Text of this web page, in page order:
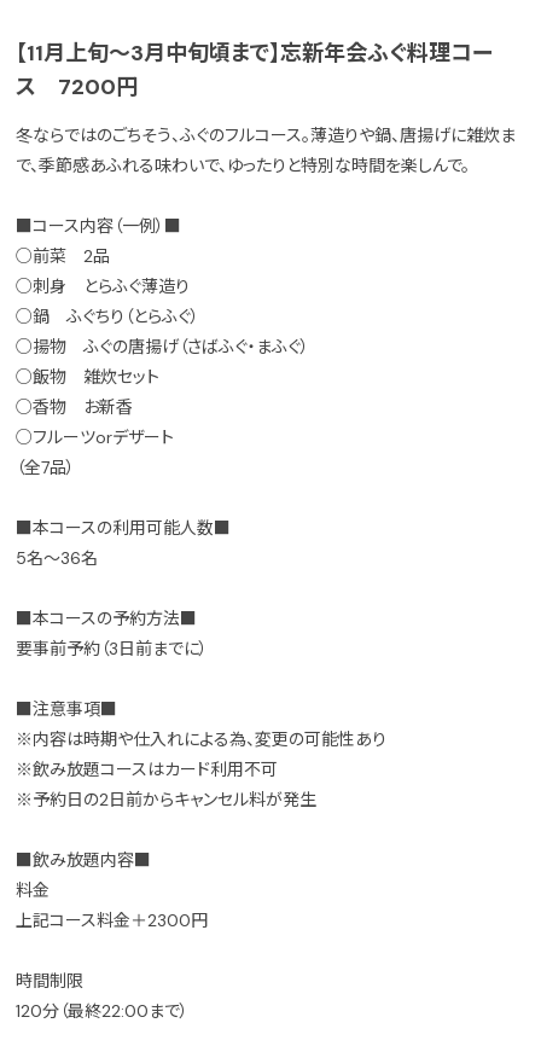
【11月上旬～3月中旬頃まで】忘新年会ふぐ料理コー
ス 7200円
冬ならではのごちそう、ふぐのフルコース。薄造りや鍋、唐揚げに雑炊ま
で、季節感あふれる味わいで、ゆったりと特別な時間を楽しんで。
■コース内容（一例）■
○前菜 2品
○刺身 とらふぐ薄造り
○鍋 ふぐちり（とらふぐ）
○揚物 ふぐの唐揚げ（さばふぐ・まふぐ）
○飯物 雑炊セット
○香物 お新香
○フルーツorデザート
（全7品）
■本コースの利用可能人数■
5名～36名
■本コースの予約方法■
要事前予約（3日前までに）
■注意事項■
※内容は時期や仕入れによる為、変更の可能性あり
※飲み放題コースはカード利用不可
※予約日の2日前からキャンセル料が発生
■飲み放題内容■
料金
上記コース料金＋2300円
時間制限
120分（最終22:00まで）